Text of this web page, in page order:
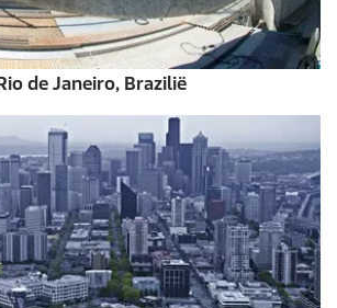
de Janeiro, Brazilië